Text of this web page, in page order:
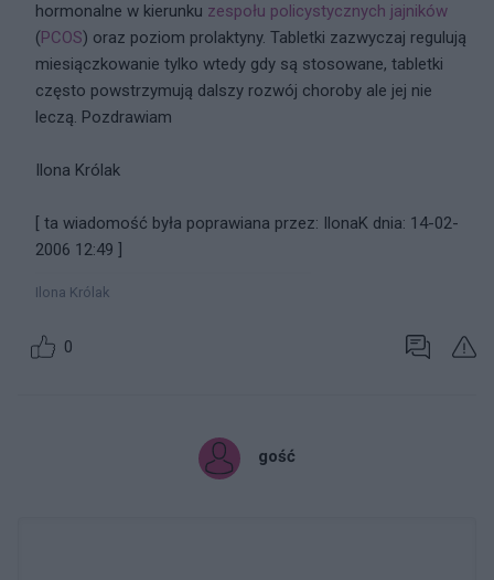
hormonalne w kierunku zespołu policystycznych jajników
(PCOS) oraz poziom prolaktyny. Tabletki zazwyczaj regulują
miesiączkowanie tylko wtedy gdy są stosowane, tabletki
często powstrzymują dalszy rozwój choroby ale jej nie
leczą. Pozdrawiam
Ilona Królak
[ ta wiadomość była poprawiana przez: IlonaK dnia: 14-02-
2006 12:49 ]
Ilona Królak
0
gość